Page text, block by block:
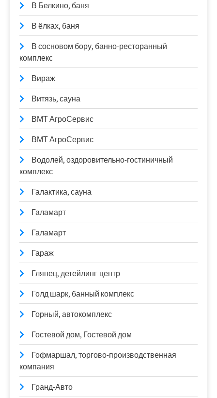
В Белкино, баня
В ёлках, баня
В сосновом бору, банно-ресторанный
комплекс
Вираж
Витязь, сауна
ВМТ АгроСервис
ВМТ АгроСервис
Водолей, оздоровительно-гостиничный
комплекс
Галактика, сауна
Галамарт
Галамарт
Гараж
Глянец, детейлинг-центр
Голд шарк, банный комплекс
Горный, автокомплекс
Гостевой дом, Гостевой дом
Гофмаршал, торгово-производственная
компания
Гранд-Авто